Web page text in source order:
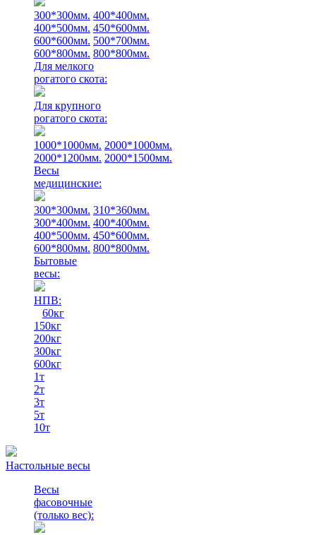
300*300мм. 400*400мм.
400*500мм. 450*600мм.
600*600мм. 500*700мм.
600*800мм. 800*800мм.
Для мелкого
рогатого скота:
Для крупного
рогатого скота:
1000*1000мм. 2000*1000мм.
2000*1200мм. 2000*1500мм.
Весы
медицинские:
300*300мм. 310*360мм.
300*400мм. 400*400мм.
400*500мм. 450*600мм.
600*800мм. 800*800мм.
Бытовые
весы:
НПВ:
60кг
150кг
200кг
300кг
600кг
1т
2т
3т
5т
10т
Настольные весы
Весы
фасовочные
(только вес):